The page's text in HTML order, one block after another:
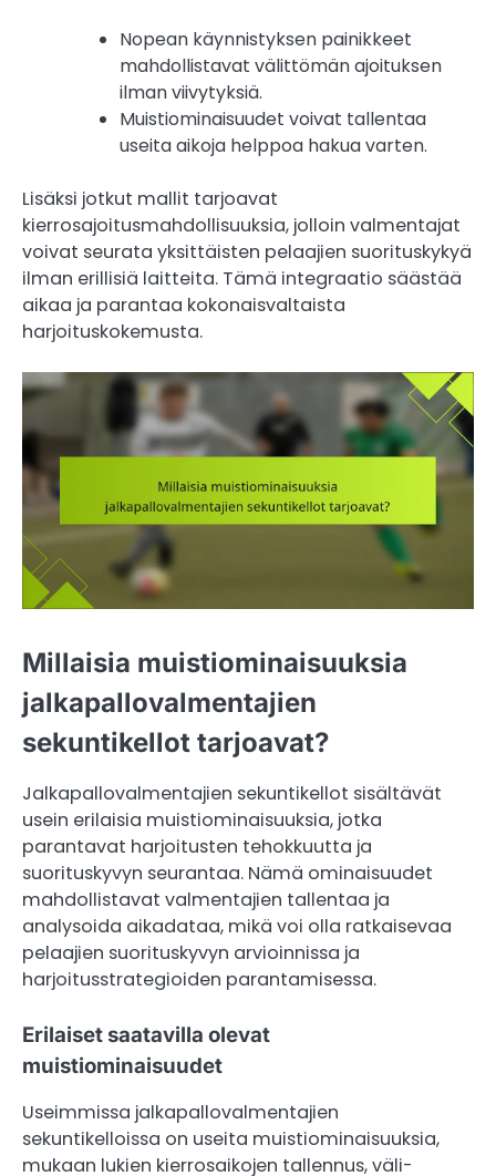
Nopean käynnistyksen painikkeet
mahdollistavat välittömän ajoituksen
ilman viivytyksiä.
Muistiominaisuudet voivat tallentaa
useita aikoja helppoa hakua varten.
Lisäksi jotkut mallit tarjoavat
kierrosajoitusmahdollisuuksia, jolloin valmentajat
voivat seurata yksittäisten pelaajien suorituskykyä
ilman erillisiä laitteita. Tämä integraatio säästää
aikaa ja parantaa kokonaisvaltaista
harjoituskokemusta.
Millaisia muistiominaisuuksia
jalkapallovalmentajien
sekuntikellot tarjoavat?
Jalkapallovalmentajien sekuntikellot sisältävät
usein erilaisia muistiominaisuuksia, jotka
parantavat harjoitusten tehokkuutta ja
suorituskyvyn seurantaa. Nämä ominaisuudet
mahdollistavat valmentajien tallentaa ja
analysoida aikadataa, mikä voi olla ratkaisevaa
pelaajien suorituskyvyn arvioinnissa ja
harjoitusstrategioiden parantamisessa.
Erilaiset saatavilla olevat
muistiominaisuudet
Useimmissa jalkapallovalmentajien
sekuntikelloissa on useita muistiominaisuuksia,
mukaan lukien kierrosaikojen tallennus, väli-